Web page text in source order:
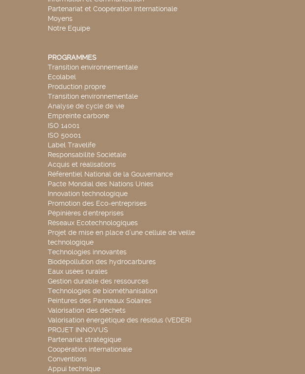
Partenariat et Coopération Internationale
Moyens
Notre Equipe
PROGRAMMES
Transition environnementale
Ecolabel
Production propre
Transition environnementale
Analyse de cycle de vie
Empreinte carbone
ISO 14001
ISO 50001
Label Travelife
Responsabilité Sociétale
Acquis et réalisations
Référentiel National de la Gouvernance
Pacte Mondial des Nations Unies
Innovation technologique
Promotion des Eco-entreprises
Pépinières d'entreprises
Réseaux Ecotechnologiques
Projet de mise en place d’une cellule de veille
technologique
Technologies innovantes
Biodépollution des hydrocarbures
Eaux usées rurales
Gestion durable des ressources
Technologies de biométhanisation
Peintures des Panneaux Solaires
Valorisation des déchets
Valorisation énergétique des résidus (VEDER)
PROJET INNOV'US
Partenariat stratégique
Coopération internationale
Conventions
Appui technique